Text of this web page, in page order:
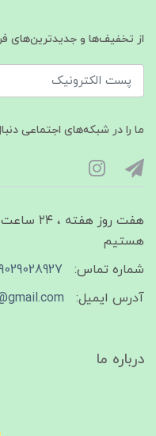
از تخفیف‌ها و جدیدترین‌های
ما را در شبکه‌های اجتماعی
هفت روز
هستیم
شماره تماس:
آدرس ایمیل:
درباره ما